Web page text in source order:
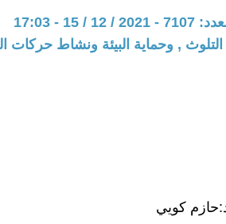
15 - 17:03
التلوث , وحماية البيئة ونشاط حركات
كويي